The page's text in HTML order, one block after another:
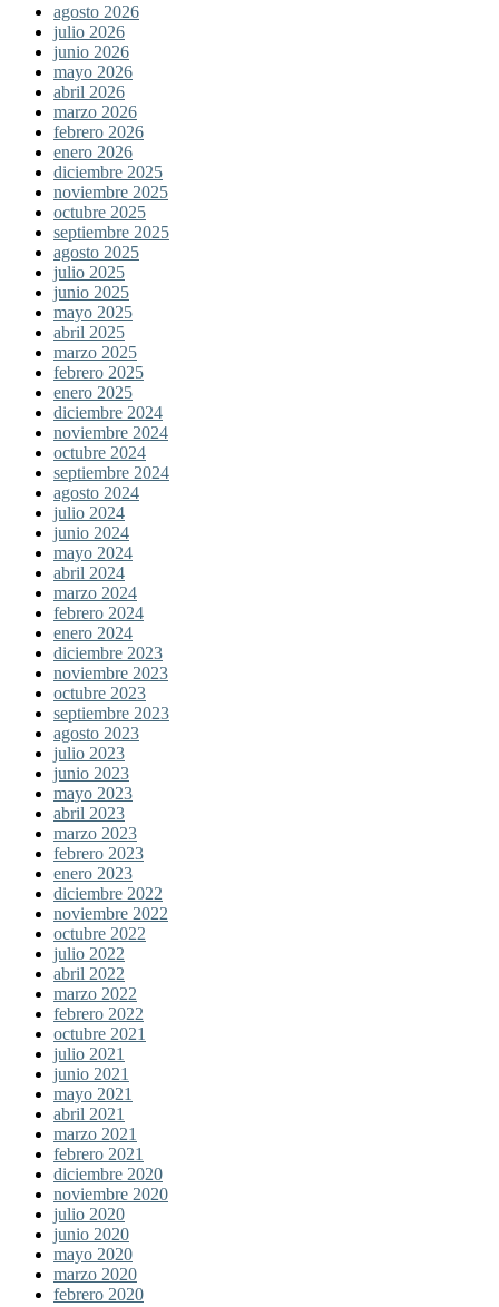
agosto 2026
julio 2026
junio 2026
mayo 2026
abril 2026
marzo 2026
febrero 2026
enero 2026
diciembre 2025
noviembre 2025
octubre 2025
septiembre 2025
agosto 2025
julio 2025
junio 2025
mayo 2025
abril 2025
marzo 2025
febrero 2025
enero 2025
diciembre 2024
noviembre 2024
octubre 2024
septiembre 2024
agosto 2024
julio 2024
junio 2024
mayo 2024
abril 2024
marzo 2024
febrero 2024
enero 2024
diciembre 2023
noviembre 2023
octubre 2023
septiembre 2023
agosto 2023
julio 2023
junio 2023
mayo 2023
abril 2023
marzo 2023
febrero 2023
enero 2023
diciembre 2022
noviembre 2022
octubre 2022
julio 2022
abril 2022
marzo 2022
febrero 2022
octubre 2021
julio 2021
junio 2021
mayo 2021
abril 2021
marzo 2021
febrero 2021
diciembre 2020
noviembre 2020
julio 2020
junio 2020
mayo 2020
marzo 2020
febrero 2020